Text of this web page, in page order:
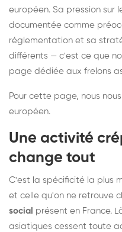
européen. Sa pression sur
documentée comme
réglementation et sa
différents — c'est ce que
page dédiée aux frelons
Pour cette page, nous
européen.
Une activité
change tout
C'est la spécificité la plus
et celle qu'on ne retrouve
social présent en France.
asiatiques cessent toute